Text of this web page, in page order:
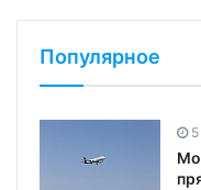
Популярное